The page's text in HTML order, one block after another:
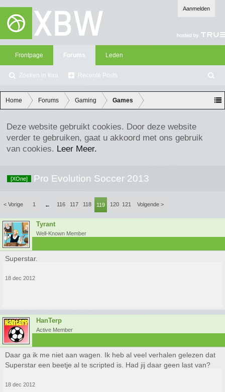
Aanmelden
Frontpage Forums
Zoeken in fora Recente Posts
Leden
oe
ke
n
Home Forums Gaming Games
Deze website gebruikt cookies. Door deze website
verder te gebruiken, gaat u akkoord met ons gebruik
van cookies. Leer Meer.
[XOne] Pro Evolution Soccer 2013
< Vorige 1 ← 116 117 118 119 120 121 Volgende >
Tyrant
Well-Known Member
Superstar.
18 dec 2012
HanTerp
Active Member
Daar ga ik me niet aan wagen. Ik heb al veel verhalen gelezen dat
Superstar een beetje al te scripted is. Had jij daar geen last van?
18 dec 2012